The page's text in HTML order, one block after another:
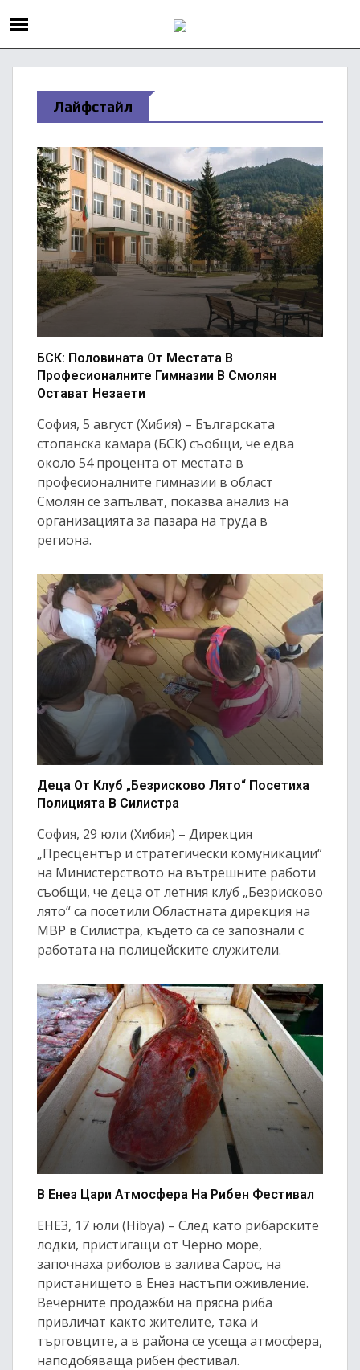
Лайфстайл
БСК: Половината От Местата В
Професионалните Гимназии В Смолян
Остават Незаети
София, 5 август (Хибия) – Българската
стопанска камара (БСК) съобщи, че едва
около 54 процента от местата в
професионалните гимназии в област
Смолян се запълват, показва анализ на
организацията за пазара на труда в
региона.
Деца От Клуб „Безрисково Лято“ Посетиха
Полицията В Силистра
София, 29 юли (Хибия) – Дирекция
„Пресцентър и стратегически комуникации“
на Министерството на вътрешните работи
съобщи, че деца от летния клуб „Безрисково
лято“ са посетили Областната дирекция на
МВР в Силистра, където са се запознали с
работата на полицейските служители.
В Енез Цари Атмосфера На Рибен Фестивал
ЕНЕЗ, 17 юли (Hibya) – След като рибарските
лодки, пристигащи от Черно море,
започнаха риболов в залива Сарос, на
пристанището в Енез настъпи оживление.
Вечерните продажби на прясна риба
привличат както жителите, така и
търговците, а в района се усеща атмосфера,
наподобяваща рибен фестивал.